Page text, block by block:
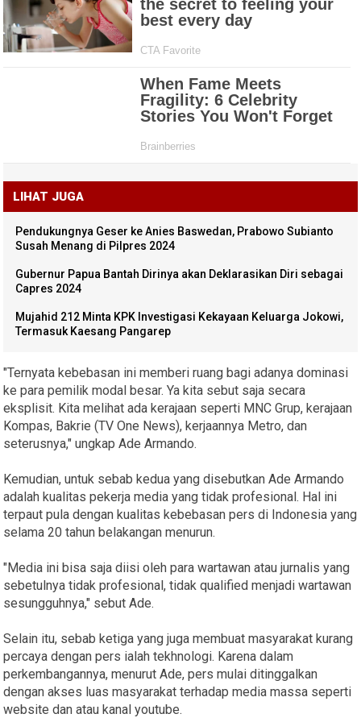
LIHAT JUGA
Pendukungnya Geser ke Anies Baswedan, Prabowo Subianto
Susah Menang di Pilpres 2024
Gubernur Papua Bantah Dirinya akan Deklarasikan Diri sebagai
Capres 2024
Mujahid 212 Minta KPK Investigasi Kekayaan Keluarga Jokowi,
Termasuk Kaesang Pangarep
"Ternyata kebebasan ini memberi ruang bagi adanya dominasi
ke para pemilik modal besar. Ya kita sebut saja secara
eksplisit. Kita melihat ada kerajaan seperti MNC Grup, kerajaan
Kompas, Bakrie (TV One News), kerjaannya Metro, dan
seterusnya," ungkap Ade Armando.
Kemudian, untuk sebab kedua yang disebutkan Ade Armando
adalah kualitas pekerja media yang tidak profesional. Hal ini
terpaut pula dengan kualitas kebebasan pers di Indonesia yang
selama 20 tahun belakangan menurun.
"Media ini bisa saja diisi oleh para wartawan atau jurnalis yang
sebetulnya tidak profesional, tidak qualified menjadi wartawan
sesungguhnya," sebut Ade.
Selain itu, sebab ketiga yang juga membuat masyarakat kurang
percaya dengan pers ialah tekhnologi. Karena dalam
perkembangannya, menurut Ade, pers mulai ditinggalkan
dengan akses luas masyarakat terhadap media massa seperti
website dan atau kanal youtube.